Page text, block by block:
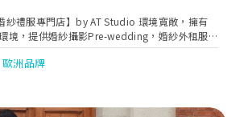
紗禮服專門店】by AT Studio 環境寬敞，擁有
境，提供婚紗攝影Pre-wedding，婚紗外租服
Bigday Make-up，Bridal Gown Design，Pre-
，Makeup等服務。更有外國品牌婚紗租
婚禮一條龍服務。
歐洲品牌